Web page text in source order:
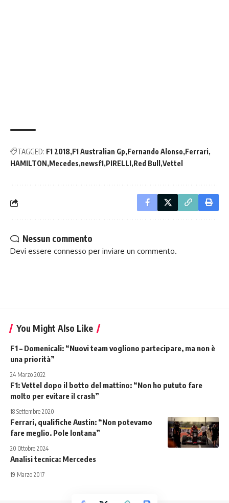
TAGGED: F1 2018 F1 Australian Gp Fernando Alonso Ferrari
HAMILTON Mecedes newsf1 PIRELLI Red Bull Vettel
Nessun commento
Devi essere connesso per inviare un commento.
You Might Also Like
F1 – Domenicali: “Nuovi team vogliono partecipare, ma non è
una priorità”
24 Marzo 2022
F1: Vettel dopo il botto del mattino: “Non ho pututo fare
molto per evitare il crash”
18 Settembre 2020
Ferrari, qualifiche Austin: “Non potevamo
fare meglio. Pole lontana”
20 Ottobre 2024
Analisi tecnica: Mercedes
19 Marzo 2017